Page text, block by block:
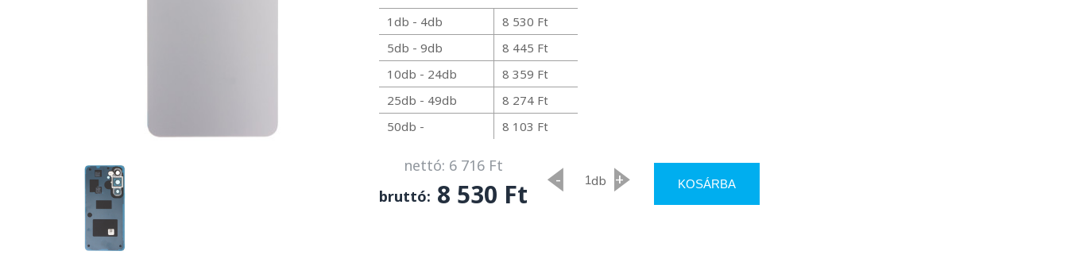
1db - 4db
8 530 Ft
5db - 9db
8 445 Ft
10db - 24db
8 359 Ft
25db - 49db
8 274 Ft
50db -
8 103 Ft
nettó: 6 716 Ft
bruttó: 8 530 Ft - db + KOSÁRBA